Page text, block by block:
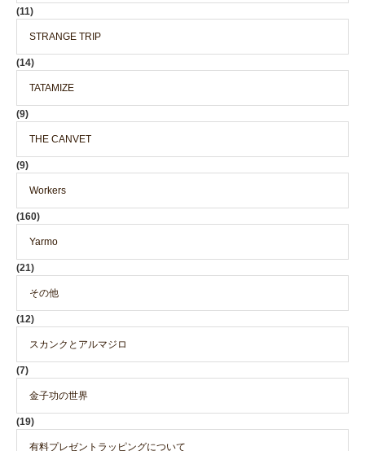
(11)
STRANGE TRIP
(14)
TATAMIZE
(9)
THE CANVET
(9)
Workers
(160)
Yarmo
(21)
その他
(12)
スカンクとアルマジロ
(7)
金子功の世界
(19)
有料プレゼントラッピングについて